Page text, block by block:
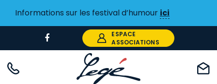
Informations sur les festival d’humour ici
vers
Facebook
ESPACE
ASSOCIATIONS